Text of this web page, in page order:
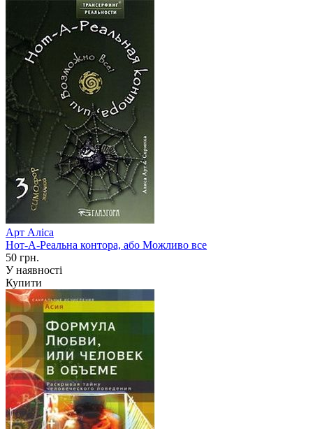
Арт Аліса
Нот-А-Реальна контора, або Можливо все
50 грн.
У наявності
Купити